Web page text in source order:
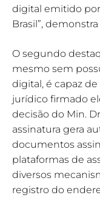
digital emitido por
Brasil”,
O segundo
mesmo sem
digital, é capaz
jurídico firmado
decisão do Min.
assinatura gera
documentos
plataformas de
diversos
registro do